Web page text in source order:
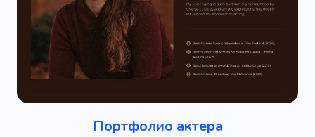
Портфолио актера